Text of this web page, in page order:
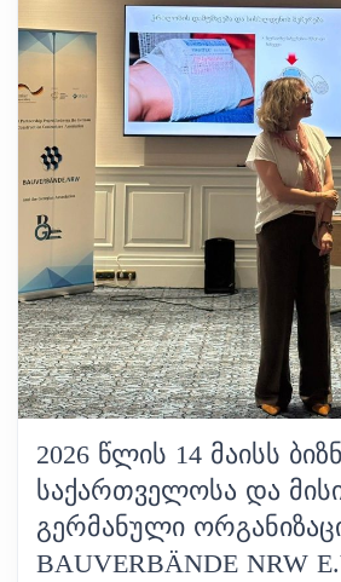
2026 ᲬᲚᲘᲡ 14 ᲛᲐᲘᲡᲡ
ᲡᲐᲥᲐᲠᲗᲕᲔᲚᲝᲡᲐ ᲓᲐ
ᲒᲔᲠᲛᲐᲜᲣᲚᲘ
BAUVERBÄNDE NRW